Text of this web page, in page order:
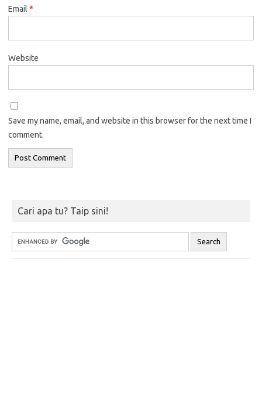
Email *
Website
Save my name, email, and website in this browser for the next time I
comment.
Cari apa tu? Taip sini!